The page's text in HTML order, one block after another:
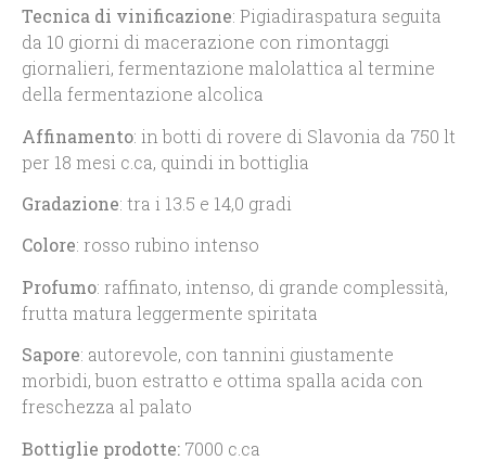
Tecnica di vinificazione: Pigiadiraspatura seguita
da 10 giorni di macerazione con rimontaggi
giornalieri, fermentazione malolattica al termine
della fermentazione alcolica
Affinamento: in botti di rovere di Slavonia da 750 lt
per 18 mesi c.ca, quindi in bottiglia
Gradazione: tra i 13.5 e 14,0 gradi
Colore: rosso rubino intenso
Profumo: raffinato, intenso, di grande complessità,
frutta matura leggermente spiritata
Sapore: autorevole, con tannini giustamente
morbidi, buon estratto e ottima spalla acida con
freschezza al palato
Bottiglie prodotte: 7000 c.ca